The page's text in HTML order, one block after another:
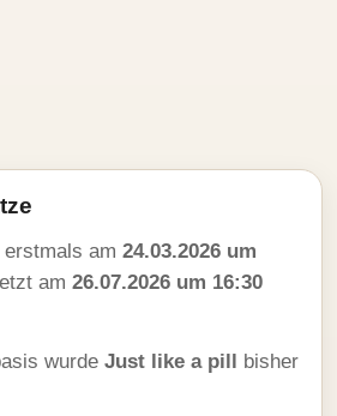
am 24.03.2026 um
am 26.07.2026 um 16:30
wurde Just like a pill bisher